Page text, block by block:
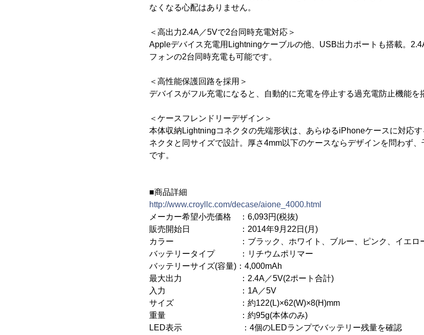
なくなる心配はありません。
＜高出力2.4A／5Vで2台同時充電対応＞
Appleデバイス充電用Lightningケーブルの他、USB出力ポートも搭載。
フォンの2台同時充電も可能です。
＜高性能保護回路を採用＞
デバイスがフル充電になると、自動的に充電を停止する過充電防止機能を
＜ケースフレンドリーデザイン＞
本体収納Lightningコネクタの先端形状は、あらゆるiPhoneケースに対応
ネクタと同サイズで設計。厚さ4mm以下のケースならデザインを問わず
です。
■商品詳細
http://www.croyllc.com/decase/aione_4000.html
メーカー希望小売価格 ：6,093円(税抜)
販売開始日 ：2014年9月22日(月)
カラー ：ブラック、ホワイト、ブルー、ピンク、イエロ
バッテリータイプ ：リチウムポリマー
バッテリーサイズ(容量)：4,000mAh
最大出力 ：2.4A／5V(2ポート合計)
入力 ：1A／5V
サイズ ：約122(L)×62(W)×8(H)mm
重量 ：約95g(本体のみ)
LED表示 ：4個のLEDランプでバッテリー残量を確認